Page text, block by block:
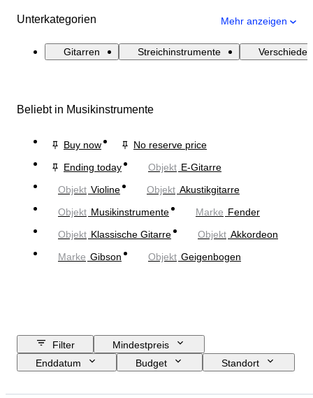
Unterkategorien Mehr anzeigen
Gitarren Streichinstrumente
Beliebt in Musikinstrumente
Buy now
No reserve price
Ending today
Objekt E-Gitarre
Objekt Violine Objekt Akustikgitarre
Objekt Musikinstrumente Marke Fender
Objekt Klassische Gitarre Objekt Akkordeon
Marke Gibson Objekt Geigenbogen
Filter
Mindestpreis
Enddatum
Budget
Standort